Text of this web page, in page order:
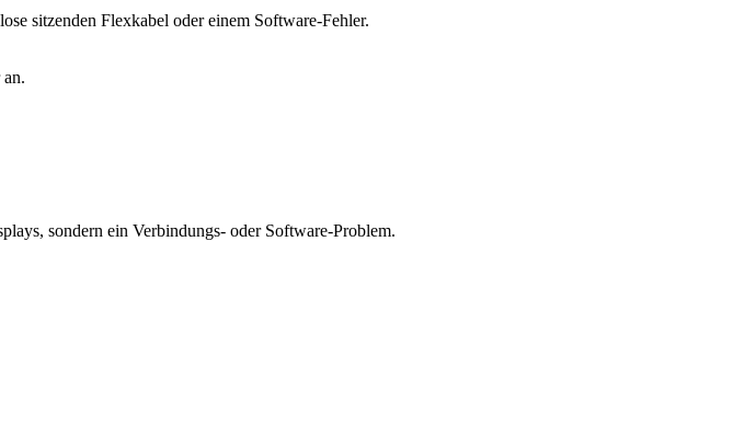
sitzenden Flexkabel oder einem Software-Fehler.
sondern ein Verbindungs- oder Software-Problem.